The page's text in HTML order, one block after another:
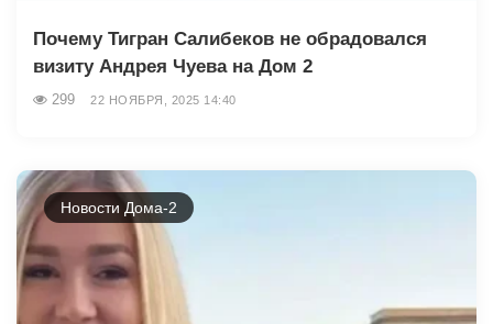
Почему Тигран Салибеков не обрадовался
визиту Андрея Чуева на Дом 2
299 22 НОЯБРЯ, 2025 14:40
Новости Дома-2